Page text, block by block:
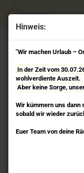
Hinweis:
"Wir machen Urlaub –
In der Zeit vom
wohlverdiente Auszeit.
Aber keine Sorge,
Wir kümmern uns dann
sobald wir wieder
Euer Team von deine
« Erster « zurück
54Artikel in dieser
Chill Out - Votiv